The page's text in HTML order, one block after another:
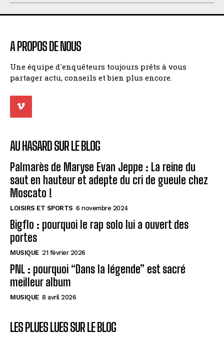
A PROPOS DE NOUS
Une équipe d'enquêteurs toujours prêts à vous
partager actu, conseils et bien plus encore.
AU HASARD SUR LE BLOG
Palmarès de Maryse Evan Jeppe : La reine du
saut en hauteur et adepte du cri de gueule chez
Moscato !
LOISIRS ET SPORTS 6 novembre 2024
Bigflo : pourquoi le rap solo lui a ouvert des
portes
MUSIQUE 21 février 2026
PNL : pourquoi “Dans la légende” est sacré
meilleur album
MUSIQUE 8 avril 2026
LES PLUES LUES SUR LE BLOG